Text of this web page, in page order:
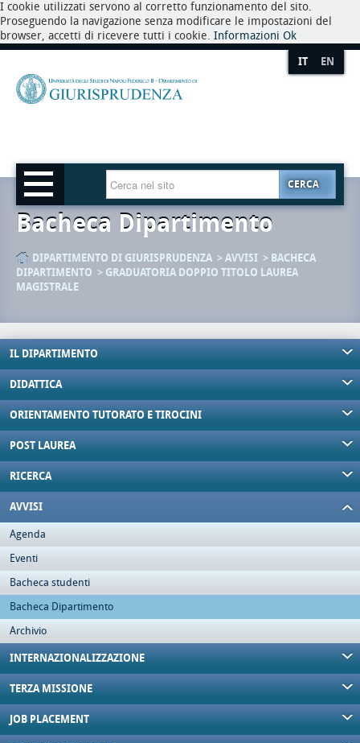
I cookie utilizzati servono al corretto funzionamento del sito.
Proseguendo la navigazione senza modificare le impostazioni del
browser, accetti di ricevere tutti i cookie. Informazioni Ok
IT EN
CERCA
Bacheca Dipartimento
DIPARTIMENTO DI GIURISPRUDENZA AVVISI
BACHECA
DIPARTIMENTO
GRADUATORIA DOPPIO TITOLO LAUREA
MAGISTRALE
IL DIPARTIMENTO
DIDATTICA
ORIENTAMENTO TUTORATO E TIROCINI
POST LAUREA
RICERCA
AVVISI
Agenda
Eventi
Bacheca studenti
Bacheca Dipartimento
Archivio
INTERNAZIONALIZZAZIONE
TERZA MISSIONE
JOB PLACEMENT